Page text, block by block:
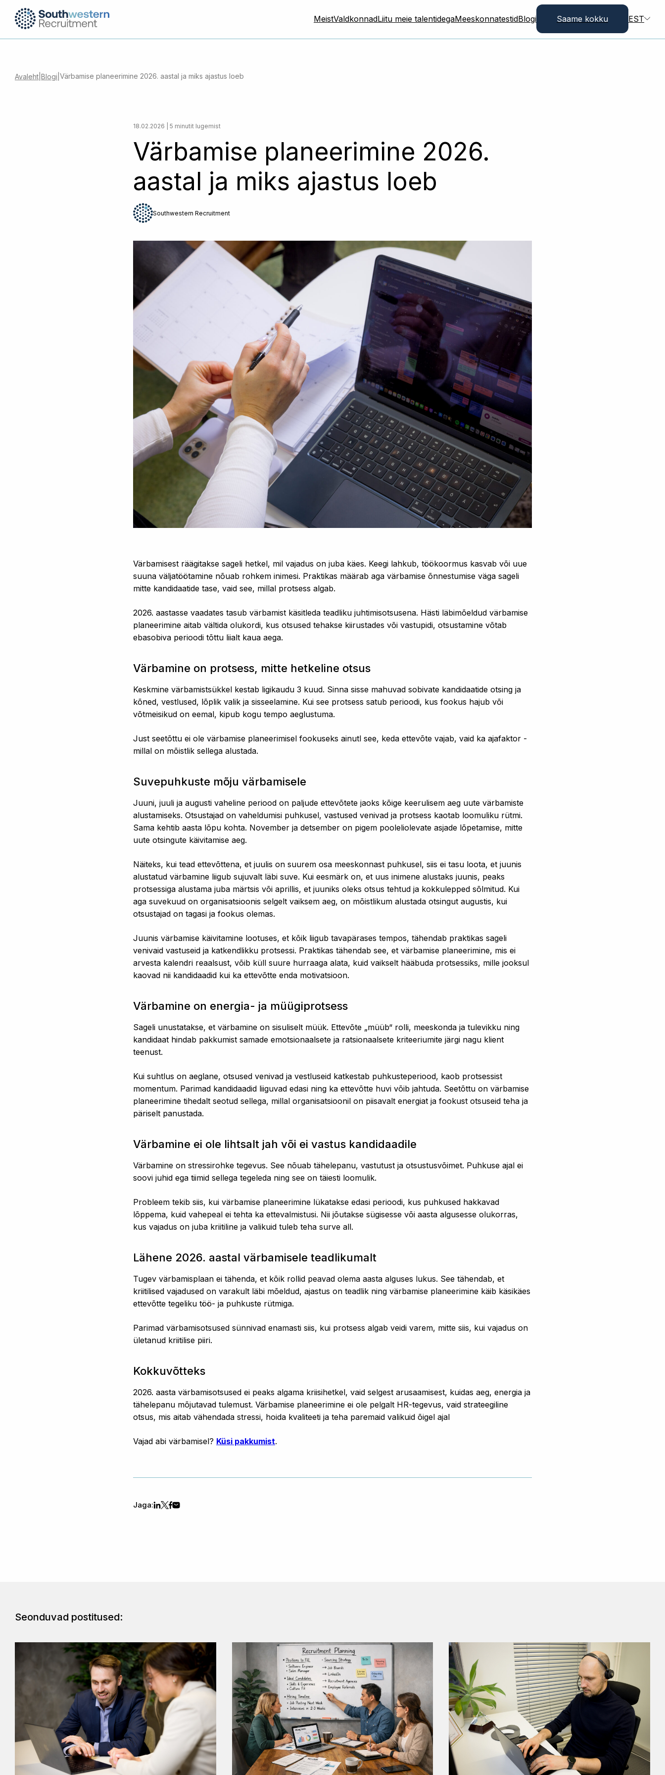
MeistValdkonnadLiitu meie talentidegaMeeskonnatestidBlogi Saame kokku EST
Avaleht Blogi Värbamise planeerimine 2026. aastal ja miks ajastus loeb
18.02.2026 | 5 minutit lugemist
Värbamise planeerimine 2026.
aastal ja miks ajastus loeb
Southwestern Recruitment
Värbamisest räägitakse sageli hetkel, mil vajadus on juba käes. Keegi lahkub, töökoormus kasvab või uue
suuna väljatöötamine nõuab rohkem inimesi. Praktikas määrab aga värbamise õnnestumise väga sageli
mitte kandidaatide tase, vaid see, millal protsess algab.
2026. aastasse vaadates tasub värbamist käsitleda teadliku juhtimisotsusena. Hästi läbimõeldud värbamise
planeerimine aitab vältida olukordi, kus otsused tehakse kiirustades või vastupidi, otsustamine võtab
ebasobiva perioodi tõttu liialt kaua aega.
Värbamine on protsess, mitte hetkeline otsus
Keskmine värbamistsükkel kestab ligikaudu 3 kuud. Sinna sisse mahuvad sobivate kandidaatide otsing ja
kõned, vestlused, lõplik valik ja sisseelamine. Kui see protsess satub perioodi, kus fookus hajub või
võtmeisikud on eemal, kipub kogu tempo aeglustuma.
Just seetõttu ei ole värbamise planeerimisel fookuseks ainutl see, keda ettevõte vajab, vaid ka ajafaktor -
millal on mõistlik sellega alustada.
Suvepuhkuste mõju värbamisele
Juuni, juuli ja augusti vaheline periood on paljude ettevõtete jaoks kõige keerulisem aeg uute värbamiste
alustamiseks. Otsustajad on vaheldumisi puhkusel, vastused venivad ja protsess kaotab loomuliku rütmi.
Sama kehtib aasta lõpu kohta. November ja detsember on pigem pooleliolevate asjade lõpetamise, mitte
uute otsingute käivitamise aeg.
Näiteks, kui tead ettevõttena, et juulis on suurem osa meeskonnast puhkusel, siis ei tasu loota, et juunis
alustatud värbamine liigub sujuvalt läbi suve. Kui eesmärk on, et uus inimene alustaks juunis, peaks
protsessiga alustama juba märtsis või aprillis, et juuniks oleks otsus tehtud ja kokkulepped sõlmitud. Kui
aga suvekuud on organisatsioonis selgelt vaiksem aeg, on mõistlikum alustada otsingut augustis, kui
otsustajad on tagasi ja fookus olemas.
Juunis värbamise käivitamine lootuses, et kõik liigub tavapärases tempos, tähendab praktikas sageli
venivaid vastuseid ja katkendlikku protsessi. Praktikas tähendab see, et värbamise planeerimine, mis ei
arvesta kalendri reaalsust, võib küll suure hurraaga alata, kuid vaikselt hääbuda protsessiks, mille jooksul
kaovad nii kandidaadid kui ka ettevõtte enda motivatsioon.
Värbamine on energia- ja müügiprotsess
Sageli unustatakse, et värbamine on sisuliselt müük. Ettevõte „müüb“ rolli, meeskonda ja tulevikku ning
kandidaat hindab pakkumist samade emotsionaalsete ja ratsionaalsete kriteeriumite järgi nagu klient
teenust.
Kui suhtlus on aeglane, otsused venivad ja vestluseid katkestab puhkusteperiood, kaob protsessist
momentum. Parimad kandidaadid liiguvad edasi ning ka ettevõtte huvi võib jahtuda. Seetõttu on värbamise
planeerimine tihedalt seotud sellega, millal organisatsioonil on piisavalt energiat ja fookust otsuseid teha ja
päriselt panustada.
Värbamine ei ole lihtsalt jah või ei vastus kandidaadile
Värbamine on stressirohke tegevus. See nõuab tähelepanu, vastutust ja otsustusvõimet. Puhkuse ajal ei
soovi juhid ega tiimid sellega tegeleda ning see on täiesti loomulik.
Probleem tekib siis, kui värbamise planeerimine lükatakse edasi perioodi, kus puhkused hakkavad
lõppema, kuid vahepeal ei tehta ka ettevalmistusi. Nii jõutakse sügisesse või aasta algusesse olukorras,
kus vajadus on juba kriitiline ja valikuid tuleb teha surve all.
Lähene 2026. aastal värbamisele teadlikumalt
Tugev värbamisplaan ei tähenda, et kõik rollid peavad olema aasta alguses lukus. See tähendab, et
kriitilised vajadused on varakult läbi mõeldud, ajastus on teadlik ning värbamise planeerimine käib käsikäes
ettevõtte tegeliku töö- ja puhkuste rütmiga.
Parimad värbamisotsused sünnivad enamasti siis, kui protsess algab veidi varem, mitte siis, kui vajadus on
ületanud kriitilise piiri.
Kokkuvõtteks
2026. aasta värbamisotsused ei peaks algama kriisihetkel, vaid selgest arusaamisest, kuidas aeg, energia ja
tähelepanu mõjutavad tulemust. Värbamise planeerimine ei ole pelgalt HR-tegevus, vaid strateegiline
otsus, mis aitab vähendada stressi, hoida kvaliteeti ja teha paremaid valikuid õigel ajal
Vajad abi värbamisel? Küsi pakkumist.
Jaga:
Seonduvad postitused: